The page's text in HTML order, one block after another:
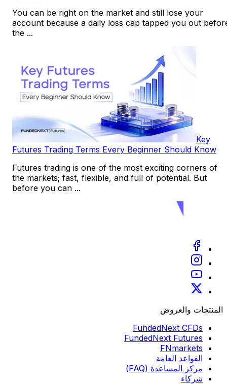
You can be right on the market and still lose your
account because a daily loss cap tapped you out
the ...
Key
Futures Trading Terms Every Beginner Should Know
Futures trading is one of the most exciting corners of
the markets; fast, flexible, and full of potential. But
before you can ...
المنتجات والعروض
FundedNext CFDs
FundedNext Futures
FNmarkets
القواعد العامة
مركز المساعدة (FAQ)
شركاء